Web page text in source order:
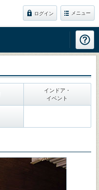
ログイン メニュー
インドア・
イベント